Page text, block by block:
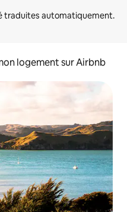
logement sur Airbnb